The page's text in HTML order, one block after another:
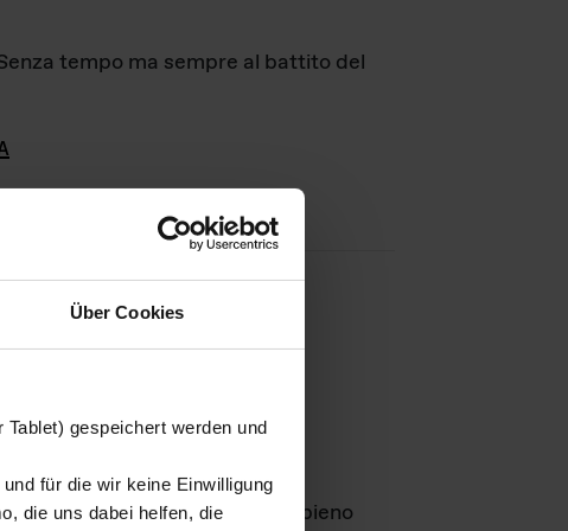
Über Cookies
gespeichert werden und
für die wir keine Einwilligung
die uns dabei helfen, die
tempo ma sempre al battito del
LebenGmbH e rimangono in pieno